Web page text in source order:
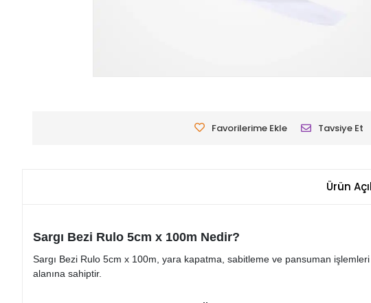
Favorilerime Ekle Tavsiye Et
Ürün
Sargı Bezi Rulo 5cm x 100m Nedir?
Sargı Bezi Rulo 5cm x 100m, yara kapatma, sabitleme ve pansuman
alanına sahiptir.